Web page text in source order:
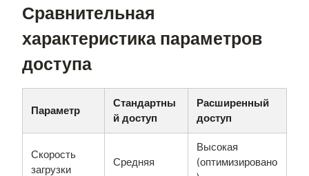
Сравнительная
характеристика параметров
доступа
Параметр
Стандартны
й доступ
Расширенный
доступ
Скорость
загрузки
Средняя
Высокая
(оптимизировано